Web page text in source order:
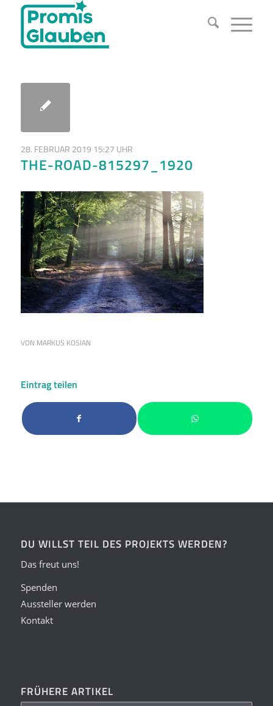
28. FEBRUAR 2019 15:27 UHR
THE-ROAD-815297_1920
VON MARKUS KOSIAN
Eintrag teilen
DU WILLST TEIL DES PROJEKTS WERDEN?
Das freut uns!
Spenden
Aussteller werden
Kontakt
FRÜHERE ARTIKEL